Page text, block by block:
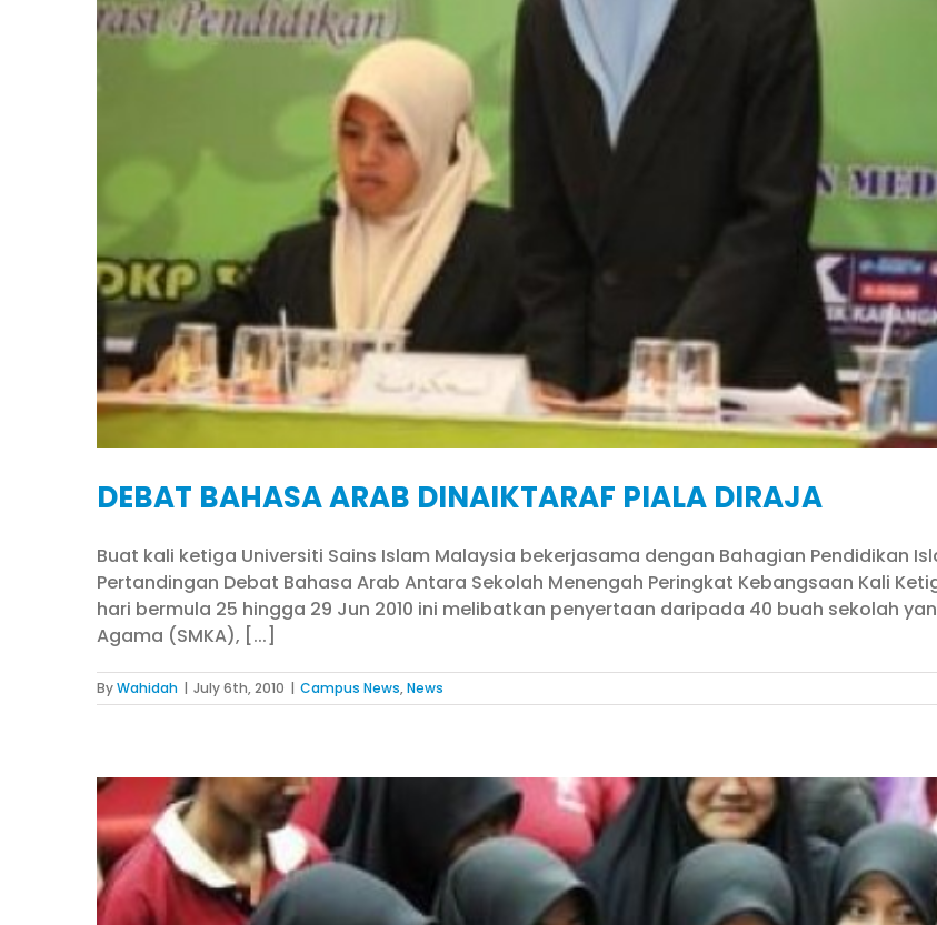
DEBAT BAHASA ARAB DINAIKTARAF PIALA DIRAJA
Buat kali ketiga Universiti Sains Islam Malaysia bekerjasama dengan Bahagian Pendidikan
Pertandingan Debat Bahasa Arab Antara Sekolah Menengah Peringkat Kebangsaan Kali
hari bermula 25 hingga 29 Jun 2010 ini melibatkan penyertaan daripada 40 buah sekolah
Agama (SMKA), [...]
ByWahidah | July 6th, 2010 | Campus News,News